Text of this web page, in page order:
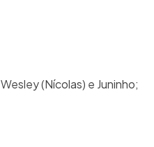
(Nícolas) e Juninho;